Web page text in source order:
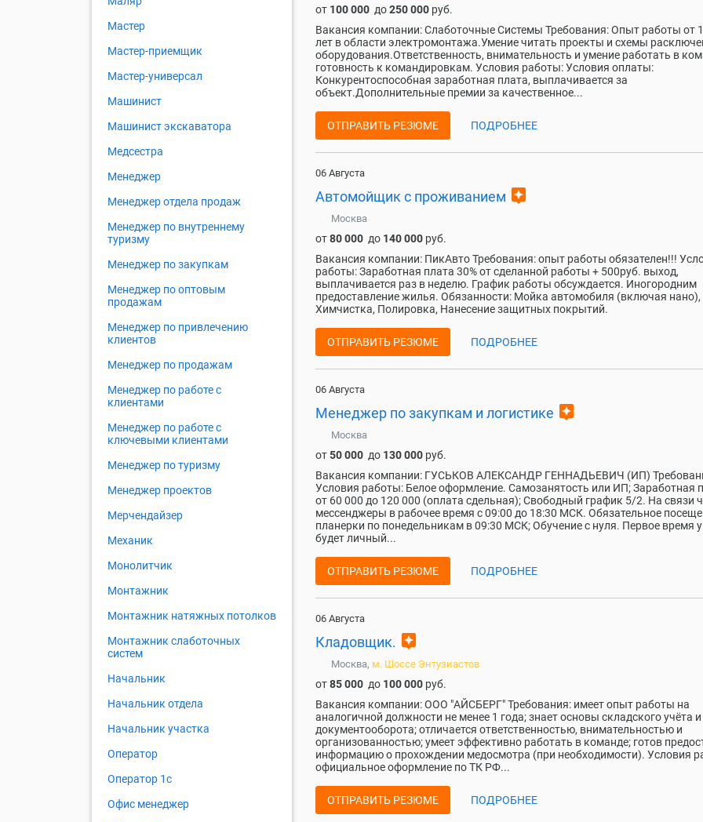
от 100 000 до250 000 руб.
Вакансия компании: Слаботочные Системы Требования: Опыт работы от
лет в области электромонтажа.Умение читать проекты и схемы
оборудования.Ответственность, внимательность и умение работать в
готовность к командировкам. Условия работы: Условия оплаты:
Конкурентоспособная заработная плата, выплачивается за
объект.Дополнительные премии за качественное...
ОТПРАВИТЬ РЕЗЮМЕ ПОДРОБНЕЕ
06 Августа
Автомойщик с проживанием assistant
Москва
от80 000 до 140 000 руб.
Вакансия компании: ПикАвто Требования: опыт работы обязателен!!!
работы: Заработная плата 30% от сделанной работы + 500руб. выход,
выплачивается раз в неделю. График работы обсуждается. Иногородним
предоставление жилья. Обязанности: Мойка автомобиля (включая нано),
Химчистка, Полировка, Нанесение защитных покрытий.
ОТПРАВИТЬ РЕЗЮМЕ ПОДРОБНЕЕ
06 Августа
Менеджер по закупкам и логистике assistant
Москва
от50 000 до 130 000 руб.
Вакансия компании: ГУСЬКОВ АЛЕКСАНДР ГЕННАДЬЕВИЧ (ИП)
Условия работы: Белое оформление. Самозанятость или ИП; Заработная
от 60 000 до 120 000 (оплата сдельная); Свободный график 5/2. На связи
мессенджеры в рабочее время с 09:00 до 18:30 МСК. Обязательное
планерки по понедельникам в 09:30 МСК; Обучение с нуля. Первое время
будет личный...
ОТПРАВИТЬ РЕЗЮМЕ ПОДРОБНЕЕ
06 Августа
Кладовщик. assistant
Москва, м. Шоссе Энтузиастов
от85 000 до 100 000 руб.
Вакансия компании: ООО "АЙСБЕРГ" Требования: имеет опыт работы на
аналогичной должности не менее 1 года; знает основы складского учёта и
документооборота; отличается ответственностью, внимательностью и
организованностью; умеет эффективно работать в команде; готов
информацию о прохождении медосмотра (при необходимости). Условия
официальное оформление по ТК РФ...
ОТПРАВИТЬ РЕЗЮМЕ ПОДРОБНЕЕ
Мастер
Мастер-приемщик
Мастер-универсал
Машинист
Машинист экскаватора
Медсестра
Менеджер
Менеджер отдела продаж
Менеджер по внутреннему
туризму
Менеджер по закупкам
Менеджер по оптовым
продажам
Менеджер по привлечению
клиентов
Менеджер по продажам
Менеджер по работе с
клиентами
Менеджер по работе с
ключевыми клиентами
Менеджер по туризму
Менеджер проектов
Мерчендайзер
Механик
Монолитчик
Монтажник
Монтажник натяжных потолков
Монтажник слаботочных
систем
Начальник
Начальник отдела
Начальник участка
Оператор
Оператор 1с
Офис менеджер